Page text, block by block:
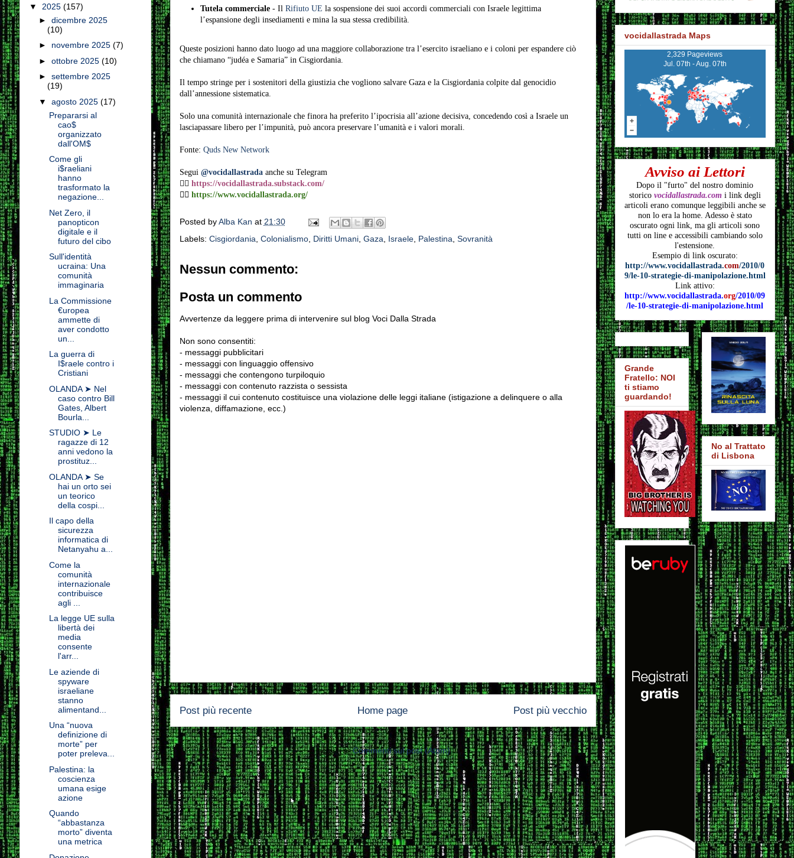
Tutela commerciale- Il Rifiuto UE la sospensione dei suoi accordi commerciali con Israele legittima
l’espansione degli insediamenti e mina la sua stessa credibilità.
Queste posizioni hanno dato luogo ad una maggiore collaborazione tra l’esercito israeliano e i coloni per espandere ciò
che chiamano “judéa e Samaria” in Cisgiordania.
Il tempo stringe per i sostenitori della giustizia che vogliono salvare Gaza e la Cisgiordania colpite dal genocidio
dall’annessione sistematica.
Solo una comunità internazionale che finora ha preferito l’ipocrisia all’azione decisiva, concedendo così a Israele un
lasciapassare libero per l’impunità, può ancora preservare l’umanità e i valori morali.
Fonte: Quds New Network
Segui @vocidallastradaanche su Telegram
👉🏼 https://vocidallastrada.substack.com/
👉🏼 https://www.vocidallastrada.org/
Posted byAlba Kan at 21:30
Labels: Cisgiordania Colonialismo, Diritti Umani, Gaza Israele, Palestina Sovranità
Nessun commento:
Posta un commento
Avvertenze da leggere prima di intervenire sul blog Voci Dalla Strada
Non sono consentiti:
- messaggi pubblicitari
- messaggi con linguaggio offensivo
- messaggi che contengono turpiloquio
- messaggi con contenuto razzista o sessista
- messaggi il cui contenuto costituisce una violazione delle leggi italiane (istigazione a delinquere o alla
violenza, diffamazione, ecc.)
Post più recente Post più vecchio
Home page
Iscriviti a:Commenti sul post (Atom)
▼ 2025 (157)
►dicembre 2025
(10)
► novembre 2025(7)
►ottobre 2025(10)
►settembre 2025
(19)
▼agosto 2025(17)
Prepararsi al
cao$
organizzato
dall'OM$
Come gli
i$raeliani
hanno
trasformato la
negazione...
Net Zero, il
panopticon
digitale e il
futuro del cibo
Sull'identità
ucraina: Una
comunità
immaginaria
La Commissione
€uropea
ammette di
aver condotto
un...
La guerra di
I$raele contro i
Cristiani
OLANDA ➤ Nel
caso contro Bill
Gates, Albert
Bourla...
STUDIO ➤ Le
ragazze di 12
anni vedono la
prostituz...
OLANDA ➤ Se
hai un orto sei
un teorico
della cospi...
Il capo della
sicurezza
informatica di
Netanyahu a...
Come la
comunità
internazionale
contribuisce
agli ...
La legge UE sulla
libertà dei
media
consente
l'arr...
Le aziende di
spyware
israeliane
stanno
alimentand...
Una “nuova
definizione di
morte” per
poter preleva...
Palestina: la
coscienza
umana esige
azione
Quando
“abbastanza
morto” diventa
una metrica
vocidallastrada Maps
2,329 Pageviews
Jul. 07th - Aug. 07th
Avviso ai Lettori
Dopo il "furto" del nostro dominio
storico vocidallastrada.comi link degli
articoli erano comunque leggibili anche se
non lo era la home. Adesso è stato
oscurato ogni link, ma gli articoli sono
tutti on line e accessibili cambiando solo
l'estensione.
Esempio di link oscurato:
http://www.vocidallastrada.com/2010/0
9/le-10-strategie-di-manipolazione.html
Link attivo:
http://www.vocidallastrada.org/2010/09
/le-10-strategie-di-manipolazione.html
Grande
Fratello: NOI
ti stiamo
guardando!
No al Trattato
di Lisbona